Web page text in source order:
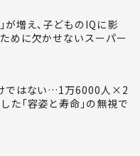
が増え､子どものIQに影
めに欠かせないスーパー
ではない…1万6000人×2
た｢容姿と寿命｣の無視で